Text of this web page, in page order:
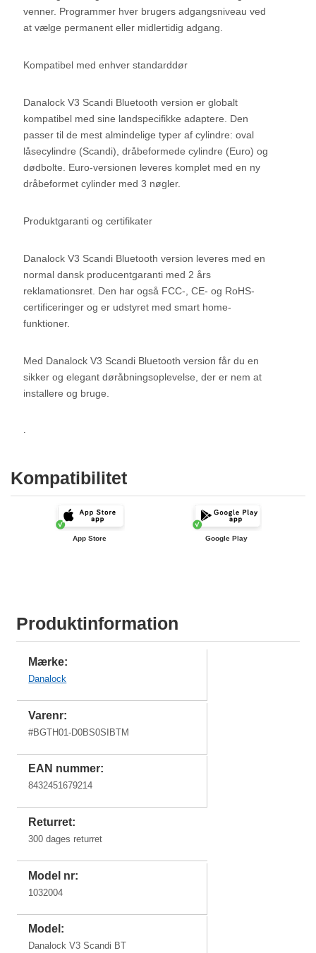
venner. Programmer hver brugers adgangsniveau ved
at vælge permanent eller midlertidig adgang.
Kompatibel med enhver standarddør
Danalock V3 Scandi Bluetooth version er globalt
kompatibel med sine landspecifikke adaptere. Den
passer til de mest almindelige typer af cylindre: oval
låsecylindre (Scandi), dråbeformede cylindre (Euro) og
dødbolte. Euro-versionen leveres komplet med en ny
dråbeformet cylinder med 3 nøgler.
Produktgaranti og certifikater
Danalock V3 Scandi Bluetooth version leveres med en
normal dansk producentgaranti med 2 års
reklamationsret. Den har også FCC-, CE- og RoHS-
certificeringer og er udstyret med smart home-
funktioner.
Med Danalock V3 Scandi Bluetooth version får du en
sikker og elegant døråbningsoplevelse, der er nem at
installere og bruge.
.
Kompatibilitet
App Store Google Play
Produktinformation
Mærke:
Danalock
Varenr:
#BGTH01-D0BS0SIBTM
EAN nummer:
8432451679214
Returret:
300 dages returret
Model nr:
1032004
Model:
Danalock V3 Scandi BT